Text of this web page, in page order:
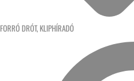
FORRÓ DRÓT, KLIPHÍRADÓ